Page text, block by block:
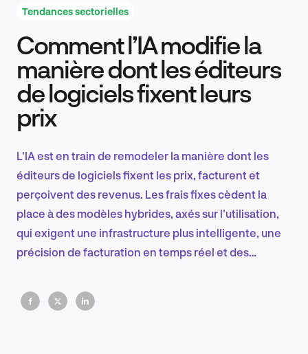
Recherche et conception produit
EN
FR
Tendances sectorielles
Comment l’IA modifie la
manière dont les éditeurs
de logiciels fixent leurs
prix
L'IA est en train de remodeler la manière dont les
éditeurs de logiciels fixent les prix, facturent et
perçoivent des revenus. Les frais fixes cèdent la
place à des modèles hybrides, axés sur l'utilisation,
qui exigent une infrastructure plus intelligente, une
précision de facturation en temps réel et des
transparence et l'évolutivité globale.